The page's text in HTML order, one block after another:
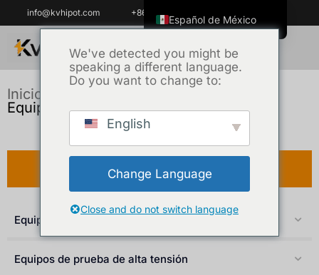
info@kvhipot.com +86 18062060691
Inicio
Equipment
Producto
Equipos de prueba de baterías
Equipos de prueba de alta tensión
We've detected you might be
speaking a different language.
Do you want to change to:
English
Change Language
Close and do not switch language
Español de México
ไทย
Tiếng Việt
العربية
Español
한국어
Français